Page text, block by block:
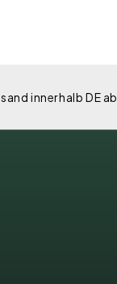
innerhalb DE ab